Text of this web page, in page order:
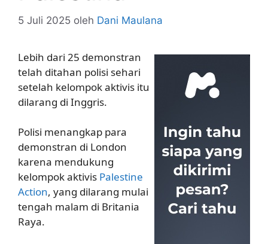
5 Juli 2025 oleh Dani Maulana
Lebih dari 25 demonstran
telah ditahan polisi sehari
setelah kelompok aktivis itu
dilarang di Inggris.
Polisi menangkap para
demonstran di London
karena mendukung
kelompok aktivis Palestine
Action, yang dilarang mulai
tengah malam di Britania
Raya.